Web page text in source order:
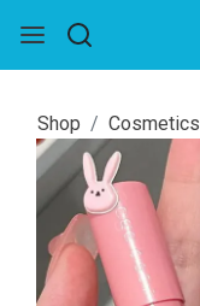
Shop Cosmetics